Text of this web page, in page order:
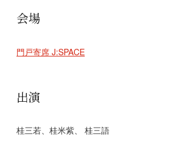
会場
門戸寄席 J:SPACE
出演
桂三若、桂米紫、 桂三語